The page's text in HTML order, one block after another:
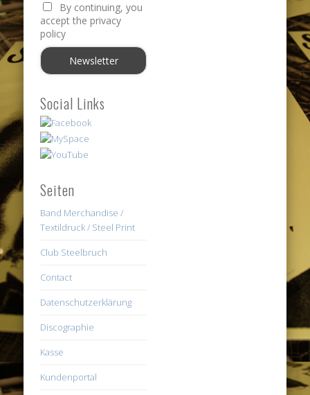
By continuing, you
accept the privacy
policy
Social Links
Seiten
Band Merchandise /
Textildruck / Steel Print
Club Steelbruch
Contact
Datenschutzerklärung
Discographie
Kasse
Kundenportal